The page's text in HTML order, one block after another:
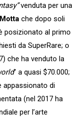
venduta per una
che dopo soli
posizionato al primo
da SuperRare; o
che ha venduto la
” a quasi $70.000;
appassionato di
(nel 2017 ha
per l’arte